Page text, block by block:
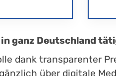
ganz Deutschland
dank transparenter
über digitale